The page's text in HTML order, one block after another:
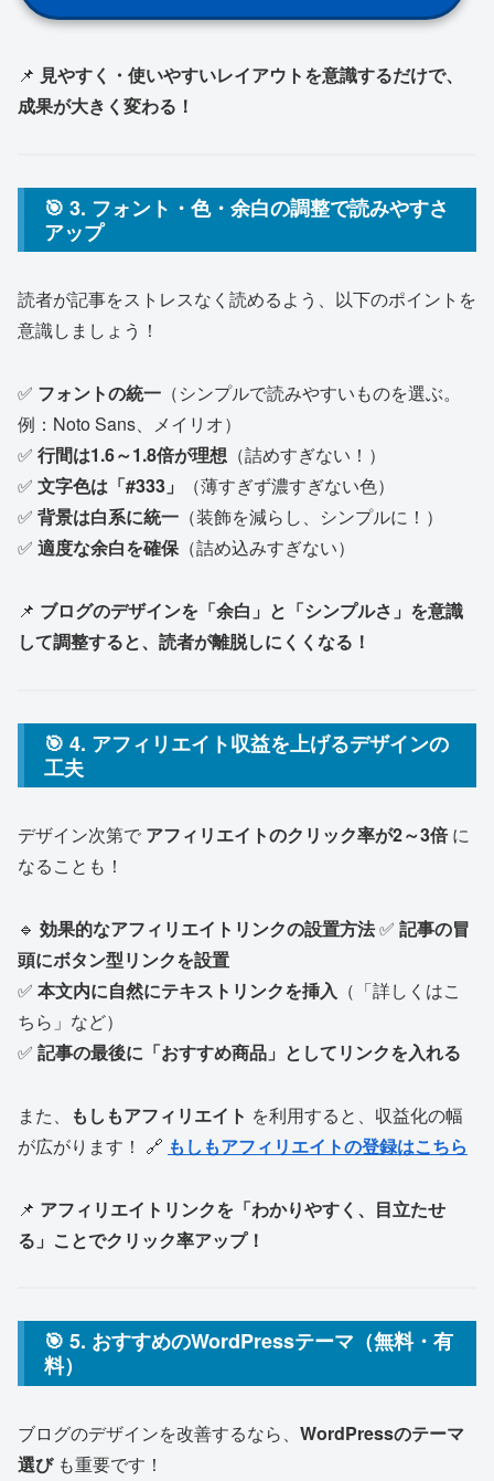
📌 見やすく・使いやすいレイアウトを意識するだけで、
成果が大きく変わる！
🎯 3. フォント・色・余白の調整で読みやすさ
アップ
読者が記事をストレスなく読めるよう、以下のポイントを
意識しましょう！
✅ フォントの統一 （シンプルで読みやすいものを選ぶ。
例：Noto Sans、メイリオ）
✅ 行間は1.6～1.8倍が理想 （詰めすぎない！）
✅ 文字色は「#333」
（薄すぎず濃すぎない色）
✅ 背景は白系に統一 （装飾を減らし、シンプルに！）
✅ 適度な余白を確保（詰め込みすぎない）
📌 ブログのデザインを「余白」と「シンプルさ」を意識
して調整すると、読者が離脱しにくくなる！
🎯 4. アフィリエイト収益を上げるデザインの
工夫
デザイン次第で アフィリエイトのクリック率が2～3倍に
なることも！
🔹 効果的なアフィリエイトリンクの設置方法✅ 記事の冒
頭にボタン型リンクを設置
✅ 本文内に自然にテキストリンクを挿入 （「詳しくはこ
ちら」など）
✅ 記事の最後に「おすすめ商品」としてリンクを入れる
また、 もしもアフィリエイト を利用すると、収益化の幅
が広がります！ 🔗 もしもアフィリエイトの登録はこちら
📌 アフィリエイトリンクを「わかりやすく、目立たせ
る」ことでクリック率アップ！
🎯 5. おすすめのWordPressテーマ（無料・有
料）
ブログのデザインを改善するなら、 WordPressのテーマ
選びも重要です！